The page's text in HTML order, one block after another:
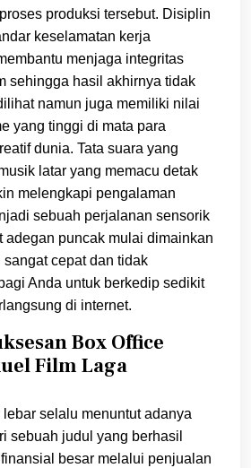
produksi tersebut. Disiplin
keselamatan kerja
menjaga integritas
sehingga hasil akhirnya tidak
namun juga memiliki nilai
yang tinggi di mata para
dunia. Tata suara yang
latar yang memacu detak
melengkapi pengalaman
sebuah perjalanan sensorik
adegan puncak mulai dimainkan
cepat dan tidak
Anda untuk berkedip sedikit
di internet.
Box Office
Film Laga
selalu menuntut adanya
sebuah judul yang berhasil
besar melalui penjualan